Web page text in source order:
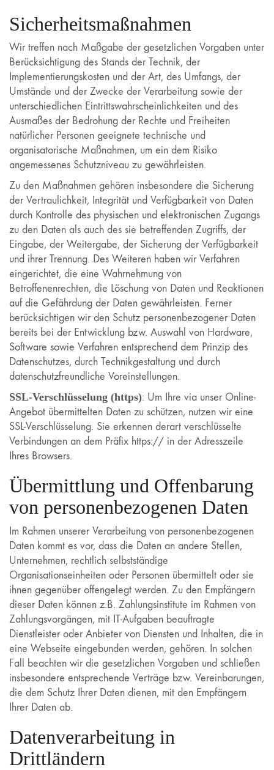
Sicherheitsmaßnahmen
Wir treffen nach Maßgabe der gesetzlichen Vorgaben unter
Berücksichtigung des Stands der Technik, der
Implementierungskosten und der Art, des Umfangs, der
Umstände und der Zwecke der Verarbeitung sowie der
unterschiedlichen Eintrittswahrscheinlichkeiten und des
Ausmaßes der Bedrohung der Rechte und Freiheiten
natürlicher Personen geeignete technische und
organisatorische Maßnahmen, um ein dem Risiko
angemessenes Schutzniveau zu gewährleisten.
Zu den Maßnahmen gehören insbesondere die Sicherung
der Vertraulichkeit, Integrität und Verfügbarkeit von Daten
durch Kontrolle des physischen und elektronischen Zugangs
zu den Daten als auch des sie betreffenden Zugriffs, der
Eingabe, der Weitergabe, der Sicherung der Verfügbarkeit
und ihrer Trennung. Des Weiteren haben wir Verfahren
eingerichtet, die eine Wahrnehmung von
Betroffenenrechten, die Löschung von Daten und Reaktionen
auf die Gefährdung der Daten gewährleisten. Ferner
berücksichtigen wir den Schutz personenbezogener Daten
bereits bei der Entwicklung bzw. Auswahl von Hardware,
Software sowie Verfahren entsprechend dem Prinzip des
Datenschutzes, durch Technikgestaltung und durch
datenschutzfreundliche Voreinstellungen.
SSL-Verschlüsselung (https): Um Ihre via unser Online-
Angebot übermittelten Daten zu schützen, nutzen wir eine
SSL-Verschlüsselung. Sie erkennen derart verschlüsselte
Verbindungen an dem Präfix https:// in der Adresszeile
Ihres Browsers.
Übermittlung und Offenbarung
von personenbezogenen Daten
Im Rahmen unserer Verarbeitung von personenbezogenen
Daten kommt es vor, dass die Daten an andere Stellen,
Unternehmen, rechtlich selbstständige
Organisationseinheiten oder Personen übermittelt oder sie
ihnen gegenüber offengelegt werden. Zu den Empfängern
dieser Daten können z.B. Zahlungsinstitute im Rahmen von
Zahlungsvorgängen, mit IT-Aufgaben beauftragte
Dienstleister oder Anbieter von Diensten und Inhalten, die in
eine Webseite eingebunden werden, gehören. In solchen
Fall beachten wir die gesetzlichen Vorgaben und schließen
insbesondere entsprechende Verträge bzw. Vereinbarungen,
die dem Schutz Ihrer Daten dienen, mit den Empfängern
Ihrer Daten ab.
Datenverarbeitung in
Drittländern